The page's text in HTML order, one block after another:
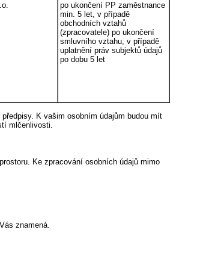
po ukončení PP zaměstnance
min. 5 let, v případě
obchodních vztahů
(zpracovatele) po ukončení
smluvního vztahu, v případě
uplatnění práv subjektů údajů
po dobu 5 let
K vašim osobním údajům budou mít
mlčenlivosti.
Ke zpracování osobních údajů mimo
znamená.